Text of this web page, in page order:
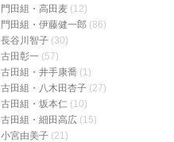
門田組・高田麦 (12)
門田組・伊藤健一郎 (86)
長谷川智子 (30)
古田彰一 (57)
古田組・井手康喬 (1)
古田組・八木田杏子 (27)
古田組・坂本仁 (10)
古田組・細田高広 (15)
小宮由美子 (21)